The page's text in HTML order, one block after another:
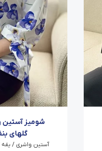
شومیز
گلهای
آستین واشری /